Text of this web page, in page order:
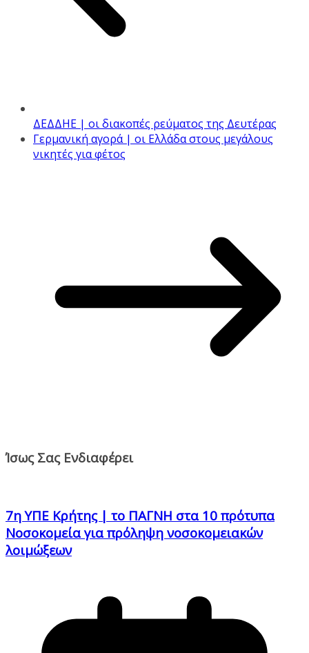
ΔΕΔΔΗΕ | οι διακοπές ρεύματος της Δευτέρας
Γερμανική αγορά | οι Ελλάδα στους μεγάλους
νικητές για φέτος
Ίσως Σας Ενδιαφέρει
7η ΥΠΕ Κρήτης | το ΠΑΓΝΗ στα 10 πρότυπα
Νοσοκομεία για πρόληψη νοσοκομειακών
λοιμώξεων